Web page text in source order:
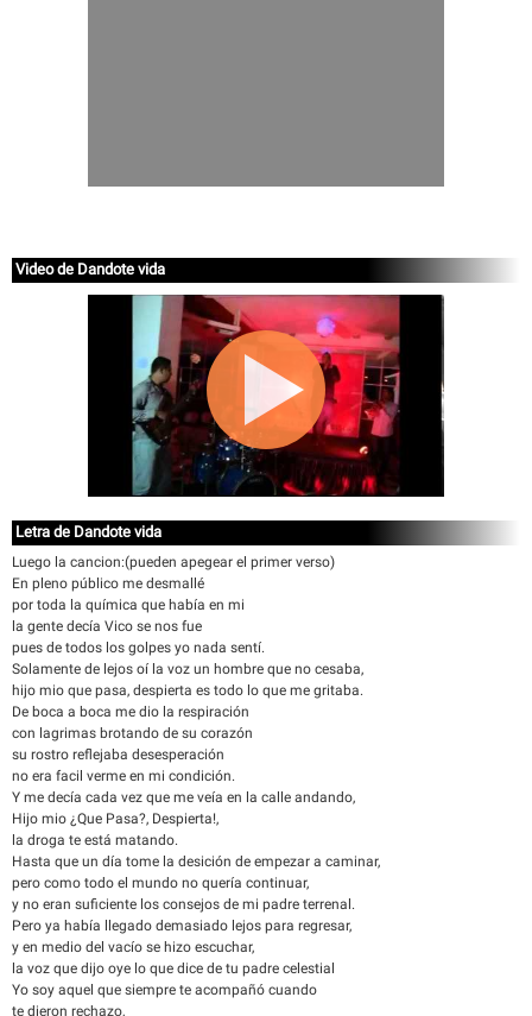
Video de Dandote vida
Letra de Dandote vida
Luego la cancion:(pueden apegear el primer verso)
En pleno público me desmallé
por toda la química que había en mi
la gente decía Vico se nos fue
pues de todos los golpes yo nada sentí.
Solamente de lejos oí la voz un hombre que no cesaba,
hijo mio que pasa, despierta es todo lo que me gritaba.
De boca a boca me dio la respiración
con lagrimas brotando de su corazón
su rostro reflejaba desesperación
no era facil verme en mi condición.
Y me decía cada vez que me veía en la calle andando,
Hijo mio ¿Que Pasa?, Despierta!,
la droga te está matando.
Hasta que un día tome la desición de empezar a caminar,
pero como todo el mundo no quería continuar,
y no eran suficiente los consejos de mi padre terrenal.
Pero ya había llegado demasiado lejos para regresar,
y en medio del vacío se hizo escuchar,
la voz que dijo oye lo que dice de tu padre celestial
Yo soy aquel que siempre te acompañó cuando
te dieron rechazo,